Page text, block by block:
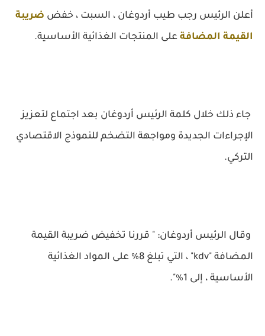
أعلن الرئيس رجب طيب أردوغان ، السبت ، خفض ضريبة
القيمة المضافة على المنتجات الغذائية الأساسية.
جاء ذلك خلال كلمة الرئيس أردوغان بعد اجتماع لتعزيز
الإجراءات الجديدة ومواجهة التضخم للنموذج الاقتصادي
التركي.
وقال الرئيس أردوغان: " قررنا تخفيض ضريبة القيمة
المضافة "kdv" ، التي تبلغ 8٪ على المواد الغذائية
الأساسية ، إلى 1٪".